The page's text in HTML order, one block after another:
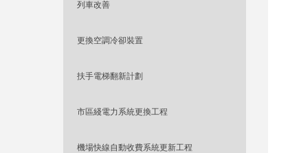
列車改善
更換空調冷卻裝置
扶手電梯翻新計劃
市區綫電力系統更換工程
機場快線自動收費系統更新工程